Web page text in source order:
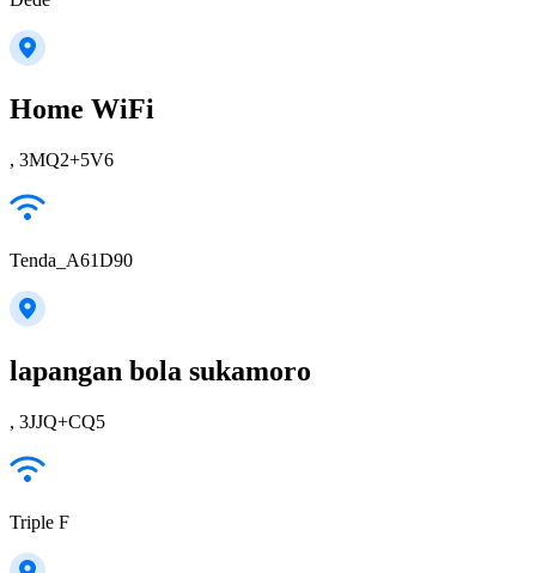
Home WiFi
, 3MQ2+5V6
Tenda_A61D90
lapangan bola sukamoro
, 3JJQ+CQ5
Triple F